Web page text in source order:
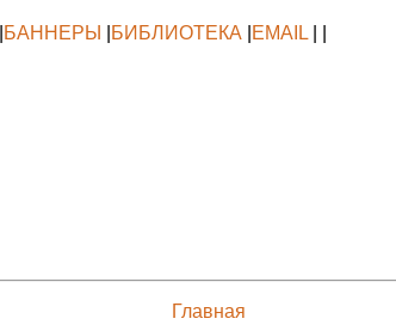
БАННЕРЫ БИБЛИОТЕКА EMAIL
Главная